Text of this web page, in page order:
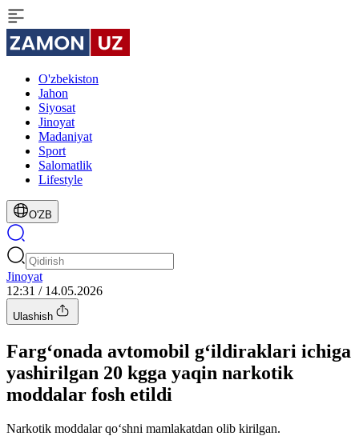
O'zbekiston
Jahon
Siyosat
Jinoyat
Madaniyat
Sport
Salomatlik
Lifestyle
O'ZB
Jinoyat
12:31 / 14.05.2026
Ulashish
Farg‘onada avtomobil g‘ildiraklari ichiga
yashirilgan 20 kgga yaqin narkotik
moddalar fosh etildi
Narkotik moddalar qo‘shni mamlakatdan olib kirilgan.